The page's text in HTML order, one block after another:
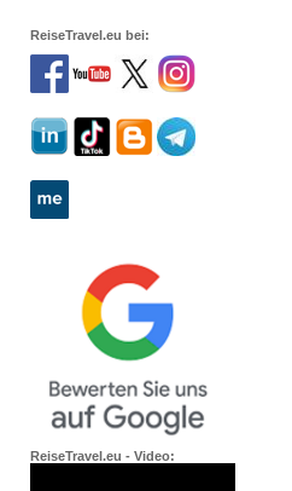
ReiseTravel.eu bei:
ReiseTravel.eu - Video: